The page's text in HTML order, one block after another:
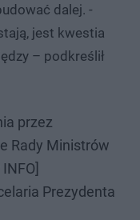
dalej. -
jest kwestia
– podkreślił
przez
Rady Ministrów
Prezydenta